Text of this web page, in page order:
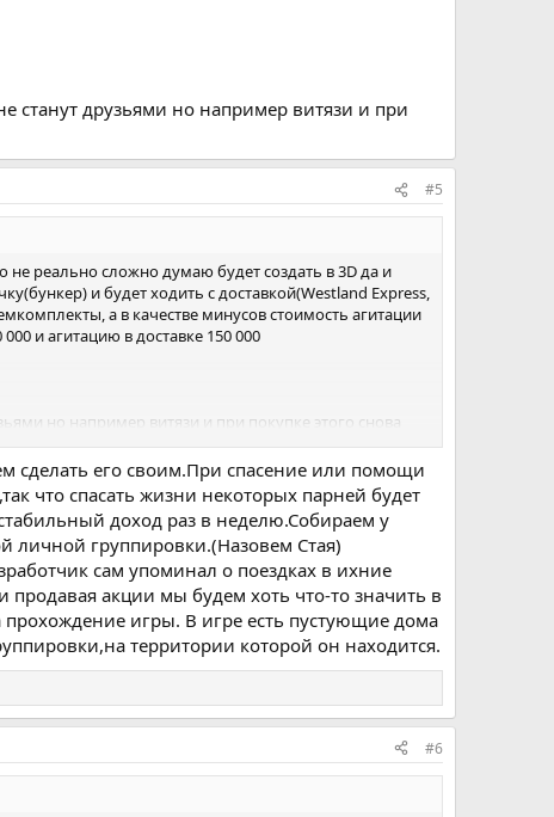
станут друзьями но например витязи и при
#5
не реально сложно думаю будет создать в 3D да и
и будет ходить с доставкой(Westland Express,
а в качестве минусов стоимость агитации
и агитацию в доставке 150 000
но например витязи и при покупке этого снова
сделать его своим.При спасение или помощи
что спасать жизни некоторых парней будет
доход раз в неделю.Собираем у
личной группировки.(Назовем Стая)
сам упоминал о поездках в ихние
акции мы будем хоть что-то значить в
игры. В игре есть пустующие дома
территории которой он находится.
#6